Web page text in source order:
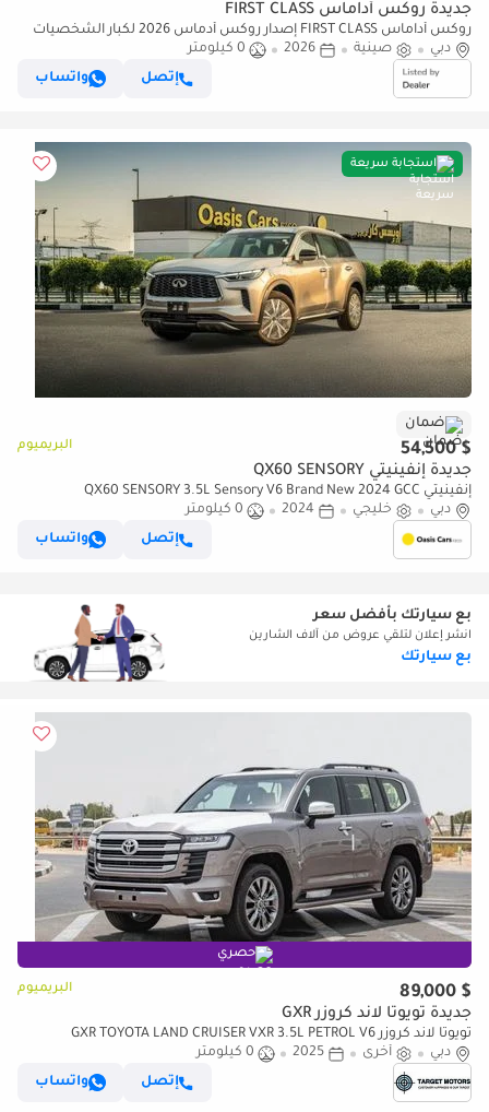
جديدة روكس أداماس FIRST CLASS
روكس أداماس FIRST CLASS إصدار روكس أدماس 2026 لكبار الشخصيات
(للتصدير فقط)
دبي صينية 2026
0 كيلومتر
إتصل
واتساب
استجابة سريعة
ضمان
$ 54,500 البريميوم
جديدة إنفينيتي QX60 SENSORY
إنفينيتي QX60 SENSORY 3.5L Sensory V6 Brand New 2024 GCC
دبي
خليجي 2024
0 كيلومتر
إتصل
واتساب
بع سيارتك بأفضل سعر
انشر إعلان لتلقي عروض من آلاف الشارين
بع سيارتك
حصري
$ 89,000 البريميوم
جديدة تويوتا لاند كروزر GXR
تويوتا لاند كروزر GXR TOYOTA LAND CRUISER VXR 3.5L PETROL V6
دبي
أخرى 2025
0 كيلومتر
إتصل
واتساب